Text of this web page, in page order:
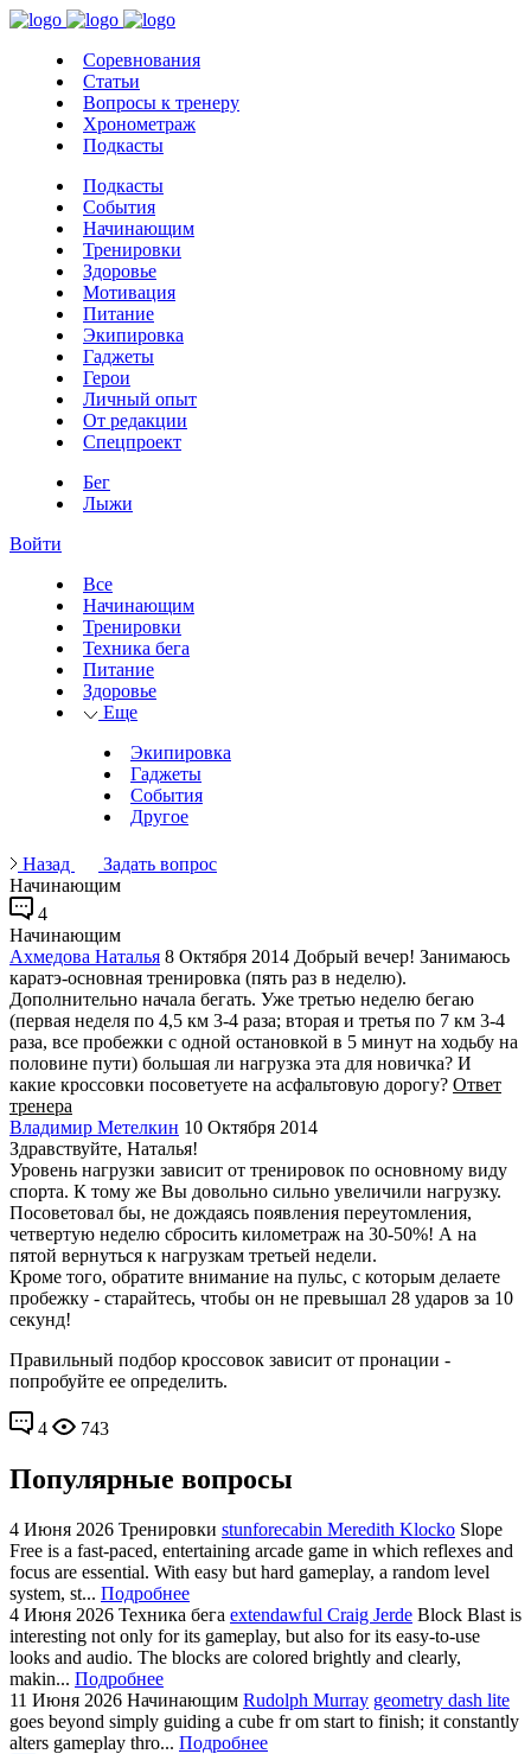
Соревнования
Статьи
Вопросы к тренеру
Хронометраж
Подкасты
Подкасты
События
Начинающим
Тренировки
Здоровье
Мотивация
Питание
Экипировка
Гаджеты
Герои
Личный опыт
От редакции
Спецпроект
Бег
Лыжи
Войти
Все
Начинающим
Тренировки
Техника бега
Питание
Здоровье
Еще
Экипировка
Гаджеты
События
Другое
Назад
Задать вопрос
Начинающим
4
Начинающим
Ахмедова Наталья 8 Октября 2014 Добрый вечер! Занимаюсь
каратэ-основная тренировка (пять раз в неделю).
Дополнительно начала бегать. Уже третью неделю бегаю
(первая неделя по 4,5 км 3-4 раза; вторая и третья по 7 км 3-4
раза, все пробежки с одной остановкой в 5 минут на ходьбу на
половине пути) большая ли нагрузка эта для новичка? И
какие кроссовки посоветуете на асфальтовую дорогу? Ответ
тренера
Владимир Метелкин 10 Октября 2014
Здравствуйте, Наталья!
Уровень нагрузки зависит от тренировок по основному виду
спорта. К тому же Вы довольно сильно увеличили нагрузку.
Посоветовал бы, не дождаясь появления переутомления,
четвертую неделю сбросить километраж на 30-50%! А на
пятой вернуться к нагрузкам третьей недели.
Кроме того, обратите внимание на пульс, с которым делаете
пробежку - старайтесь, чтобы он не превышал 28 ударов за 10
секунд!
Правильный подбор кроссовок зависит от пронации -
попробуйте ее определить.
4 743
Популярные вопросы
4 Июня 2026 Тренировки stunforecabin Meredith Klocko Slope
Free is a fast-paced, entertaining arcade game in which reflexes and
focus are essential. With easy but hard gameplay, a random level
system, st... Подробнее
4 Июня 2026 Техника бега extendawful Craig Jerde Block Blast is
interesting not only for its gameplay, but also for its easy-to-use
looks and audio. The blocks are colored brightly and clearly,
makin... Подробнее
11 Июня 2026 Начинающим Rudolph Murray geometry dash lite
goes beyond simply guiding a cube fr om start to finish; it constantly
alters gameplay thro... Подробнее